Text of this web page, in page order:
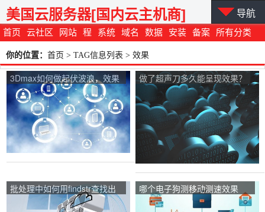
首页 云社区 网站 程 系统 域名 数据 安装 备案 所有分类
美国云服务器[国内云主机商] 导航
你的位置： 首页 > TAG信息列表 > 效果
3Dmax如何做起伏波浪，效果
如图？
做了超声刀多久能呈现效果？
批处理中如何用findstr查找出
空白行？
哪个电子狗测移动测速效果
好？